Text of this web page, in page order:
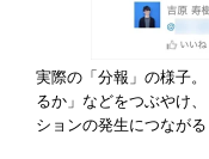
実際の「分報」の様子
るか」などをつぶやけ
ションの発生につながる